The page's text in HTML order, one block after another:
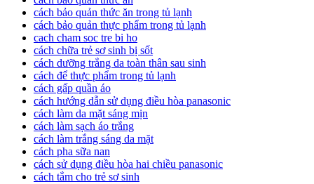
cách bảo quản thức ăn trong tủ lạnh
cách bảo quản thực phẩm trong tủ lạnh
cach cham soc tre bi ho
cách chữa trẻ sơ sinh bị sốt
cách dưỡng trắng da toàn thân sau sinh
cách để thực phẩm trong tủ lạnh
cách gấp quần áo
cách hướng dẫn sử dụng điều hòa panasonic
cách làm da mặt sáng mịn
cách làm sạch áo trắng
cách làm trắng sáng da mặt
cách pha sữa nan
cách sử dụng điều hòa hai chiều panasonic
cách tắm cho trẻ sơ sinh